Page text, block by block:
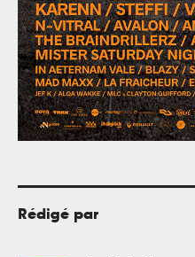
Rédigé par